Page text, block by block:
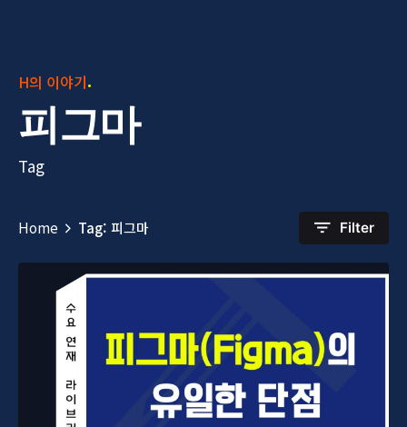
H의 이야기
피그마
Tag
Home Tag: 피그마 Filter